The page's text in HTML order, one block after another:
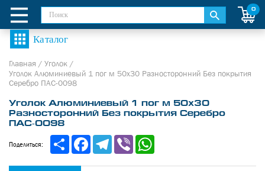
0
Главная / Уголок /
Уголок Алюминиевый 1 пог м 50х30 Разносторонний Без покрытия
Серебро ПАС-0098
Уголок Алюминиевый 1 пог м 50х30
Разносторонний Без покрытия Серебро
ПАС-0098
Поделиться: ShareFacebookTelegram
Viber